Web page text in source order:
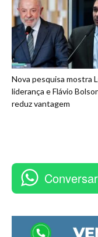
Nova pesquisa mostra
liderança e Flávio
reduz vantagem